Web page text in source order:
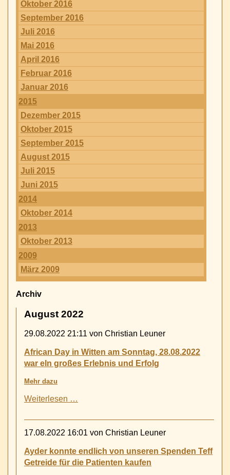
Oktober 2016
September 2016
Juli 2016
Mai 2016
April 2016
Februar 2016
Januar 2016
2015
Dezember 2015
Oktober 2015
September 2015
August 2015
Juli 2015
Juni 2015
2014
Oktober 2014
2013
Oktober 2013
2009
März 2009
Archiv
August 2022
29.08.2022 21:11 von Christian Leuner
African Day in Witten am Sonntag, 28.08.2022
war eln großes Erlebnis und Erfolg
Mehr dazu
Weiterlesen …
in
Witten
Sonntag,
28.08.2022
17.08.2022 16:01 von Christian Leuner
Ayder konnte endlich von unseren Spenden Teff
Getreide für die Patienten kaufen